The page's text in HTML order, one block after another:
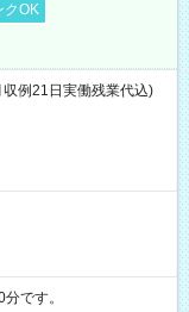
クOK
例21日実働残業代込)
分です。